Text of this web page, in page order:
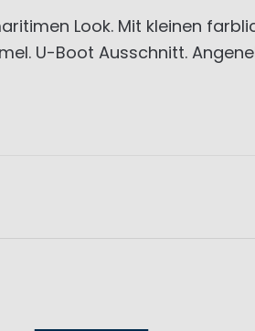
Look. Mit kleinen
U-Boot Ausschnitt.